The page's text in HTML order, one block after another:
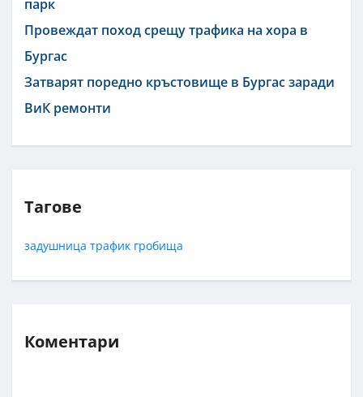
парк
Провеждат поход срещу трафика на хора в
Бургас
Затварят поредно кръстовище в Бургас заради
ВиК ремонти
Тагове
задушница трафик гробища
Коментари